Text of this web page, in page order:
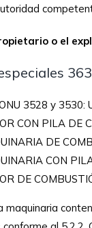
o el
363
3528 y 3530:
CON PILA DE
DE
CON
DE
maquinaria